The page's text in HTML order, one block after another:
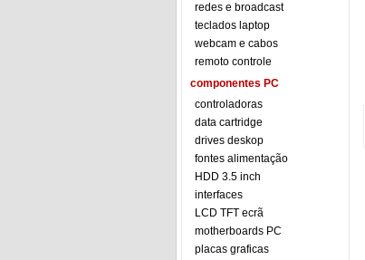
redes e broadcast
teclados laptop
webcam e cabos
remoto controle
componentes PC
controladoras
data cartridge
drives deskop
fontes alimentação
HDD 3.5 inch
interfaces
LCD TFT ecrã
motherboards PC
placas graficas